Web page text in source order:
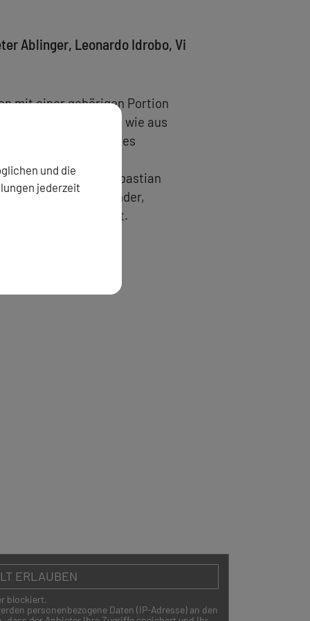
Ablinger, Leonardo Idrobo, Vi
mit einer gehörigen Portion
Jahrhunderts ebenso wie aus
sich während des
Dirigent Matthias Sebastian
Bernhard Gander,
Werken beauftragt.
ERLAUBEN
blockiert.
personenbezogene Daten (IP-Adresse) an den
und die
jederzeit